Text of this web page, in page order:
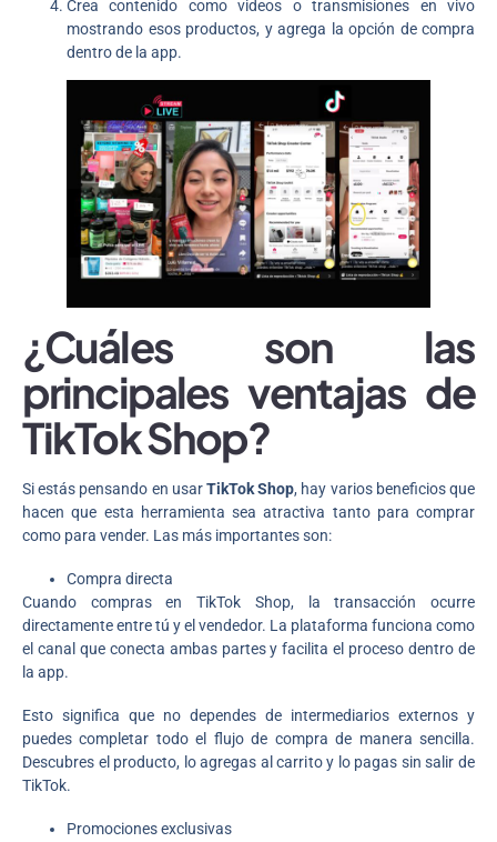
Crea contenido como videos o transmisiones en vivo
mostrando esos productos, y agrega la opción de compra
dentro de la app.
¿Cuáles son las
principales ventajas de
TikTok Shop?
Si estás pensando en usarTikTok Shop, hay varios beneficios que
hacen que esta herramienta sea atractiva tanto para comprar
como para vender. Las más importantes son:
Compra directa
Cuando compras en TikTok Shop, la transacción ocurre
directamente entre tú y el vendedor. La plataforma funciona como
el canal que conecta ambas partes y facilita el proceso dentro de
la app.
Esto significa que no dependes de intermediarios externos y
puedes completar todo el flujo de compra de manera sencilla.
Descubres el producto, lo agregas al carrito y lo pagas sin salir de
TikTok.
Promociones exclusivas